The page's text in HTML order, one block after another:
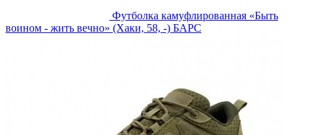
Футболка камуфлированная «Быть
воином - жить вечно» (Хаки, 58, -) БАРС